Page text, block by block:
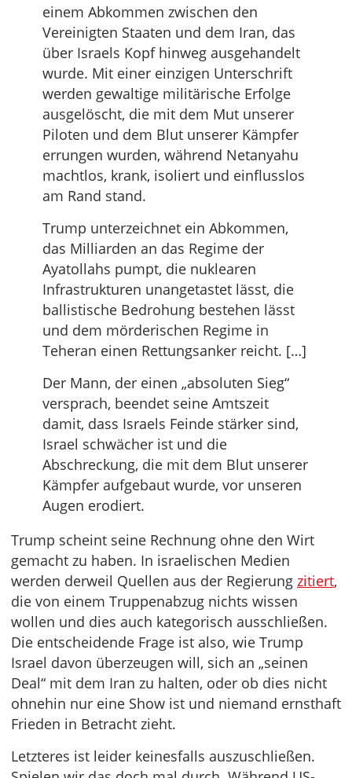
einem Abkommen zwischen den
Vereinigten Staaten und dem Iran, das
über Israels Kopf hinweg ausgehandelt
wurde. Mit einer einzigen Unterschrift
werden gewaltige militärische Erfolge
ausgelöscht, die mit dem Mut unserer
Piloten und dem Blut unserer Kämpfer
errungen wurden, während Netanyahu
machtlos, krank, isoliert und einflusslos
am Rand stand.
Trump unterzeichnet ein Abkommen,
das Milliarden an das Regime der
Ayatollahs pumpt, die nuklearen
Infrastrukturen unangetastet lässt, die
ballistische Bedrohung bestehen lässt
und dem mörderischen Regime in
Teheran einen Rettungsanker reicht. […]
Der Mann, der einen „absoluten Sieg“
versprach, beendet seine Amtszeit
damit, dass Israels Feinde stärker sind,
Israel schwächer ist und die
Abschreckung, die mit dem Blut unserer
Kämpfer aufgebaut wurde, vor unseren
Augen erodiert.
Trump scheint seine Rechnung ohne den Wirt
gemacht zu haben. In israelischen Medien
werden derweil Quellen aus der Regierung zitiert,
die von einem Truppenabzug nichts wissen
wollen und dies auch kategorisch ausschließen.
Die entscheidende Frage ist also, wie Trump
Israel davon überzeugen will, sich an „seinen
Deal“ mit dem Iran zu halten, oder ob dies nicht
ohnehin nur eine Show ist und niemand ernsthaft
Frieden in Betracht zieht.
Letzteres ist leider keinesfalls auszuschließen.